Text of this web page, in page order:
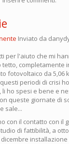
Inviato da
per l'aiuto che mi
completamente
fotovoltaico da 5,06
periodi di crisi
ho spesi e bene e
queste giornate di
sale...
con il contatto con il
di fattibilità, a